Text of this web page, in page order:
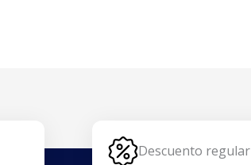
Descuento regular